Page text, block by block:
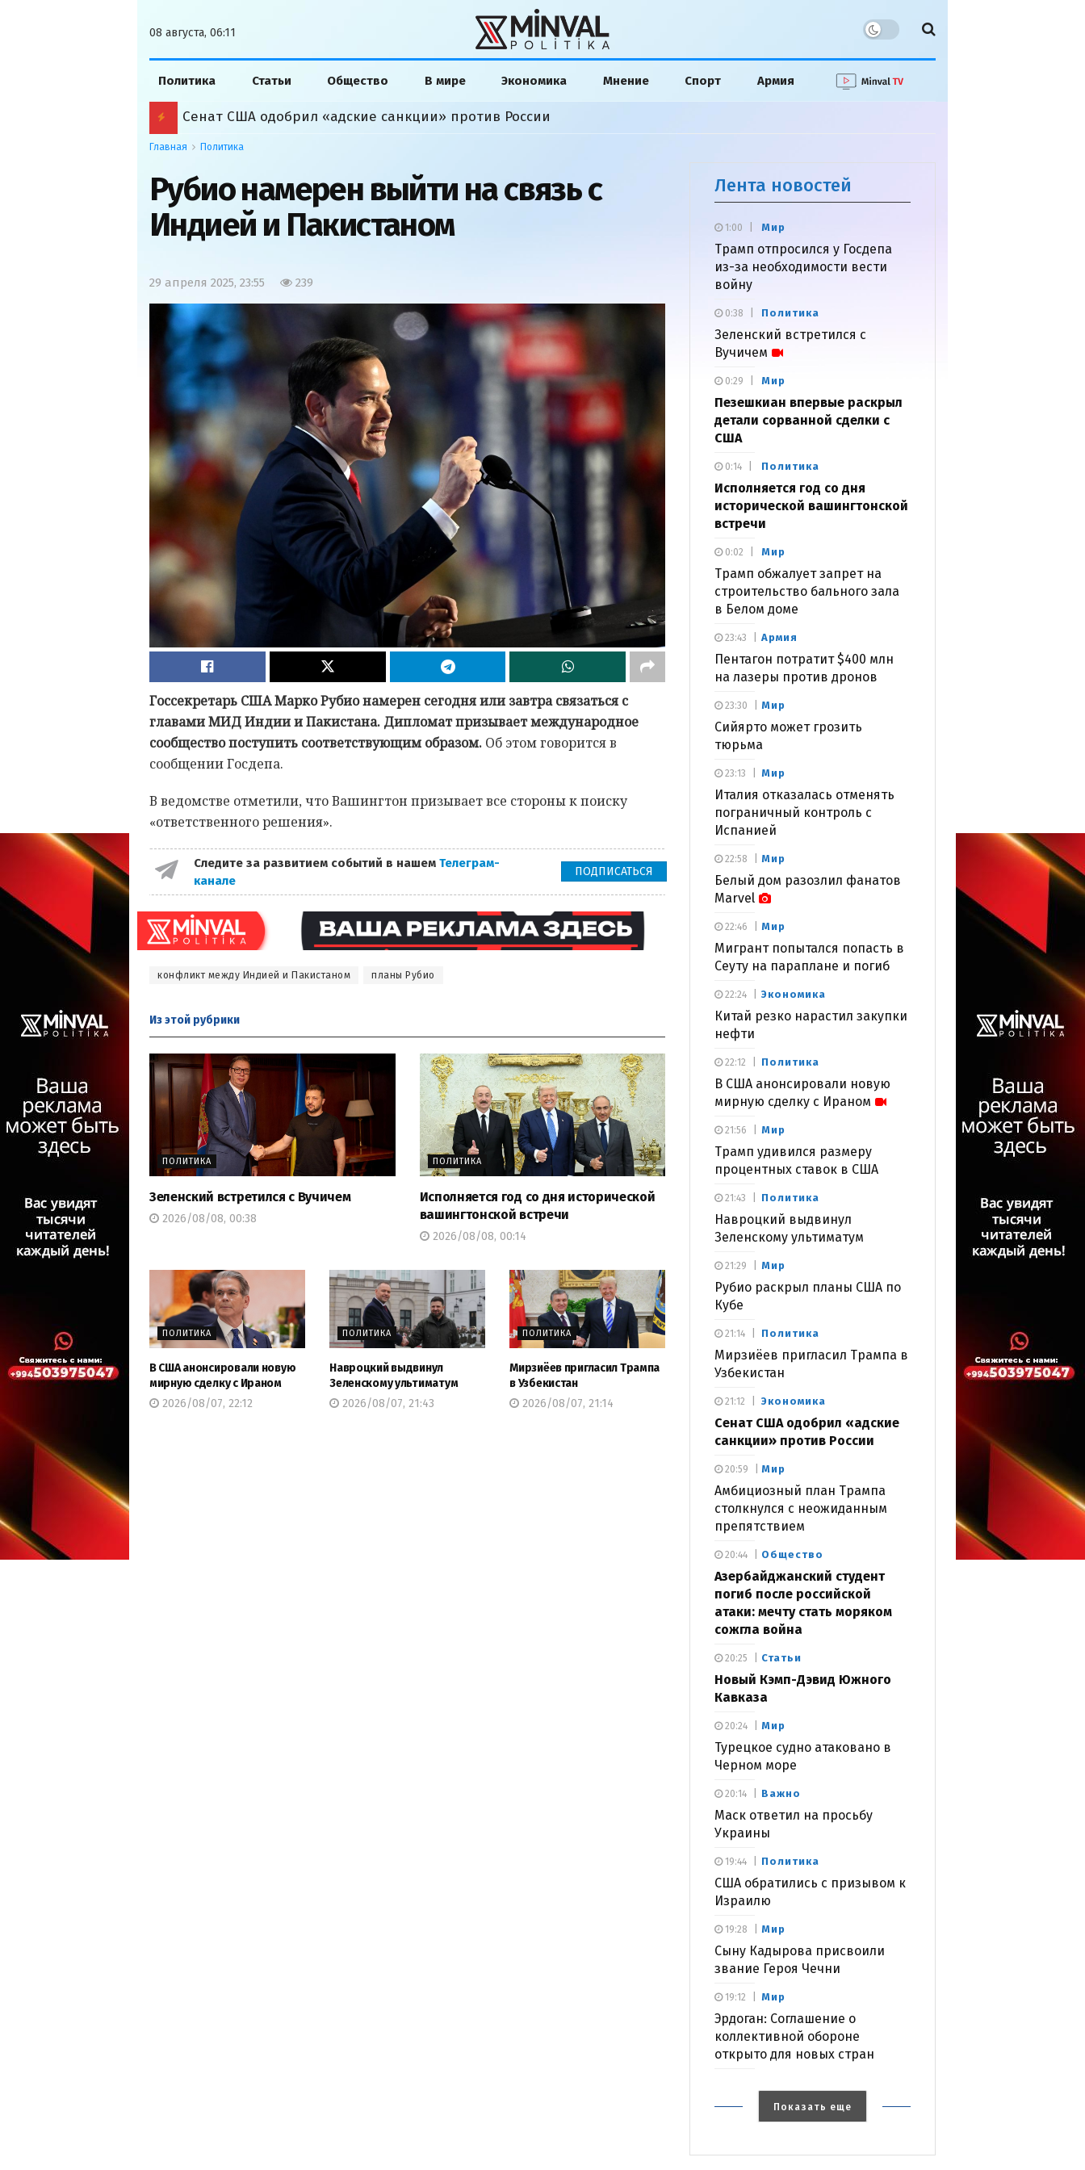
08 августа, 06:11
Политика Статьи Общество В мире Экономика Мнение Спорт Армия
Сенат США одобрил «адские санкции» против России
Главная Политика
Рубио намерен выйти на связь с
Индией и Пакистаном
29 апреля 2025, 23:55 239
Госсекретарь США Марко Рубио намерен сегодня или завтра связаться с
главами МИД Индии и Пакистана. Дипломат призывает международное
сообщество поступить соответствующим образом. Об этом говорится в
сообщении Госдепа.
В ведомстве отметили, что Вашингтон призывает все стороны к поиску
«ответственного решения».
Следите за развитием событий в нашем Телеграм-
канале
ПОДПИСАТЬСЯ
конфликт между Индией и Пакистаном планы Рубио
Из этой рубрики
ПОЛИТИКА
Зеленский встретился с Вучичем
2026/08/08, 00:38
ПОЛИТИКА
Исполняется год со дня исторической
вашингтонской встречи
2026/08/08, 00:14
ПОЛИТИКА
В США анонсировали новую
мирную сделку с Ираном
2026/08/07, 22:12
ПОЛИТИКА
Навроцкий выдвинул
Зеленскому ультиматум
2026/08/07, 21:43
ПОЛИТИКА
Мирзиёев пригласил Трампа
в Узбекистан
2026/08/07, 21:14
Лента новостей
Мир
Трамп отпросился у Госдепа
из-за необходимости вести
войну
1:00
Политика
Зеленский встретился с
Вучичем
0:38
Мир
Пезешкиан впервые раскрыл
детали сорванной сделки с
США
0:29
Политика
Исполняется год со дня
исторической вашингтонской
встречи
0:14
Мир
Трамп обжалует запрет на
строительство бального зала
в Белом доме
0:02
Армия
Пентагон потратит $400 млн
на лазеры против дронов
23:43
Мир
Сийярто может грозить
тюрьма
23:30
Мир
Италия отказалась отменять
пограничный контроль с
Испанией
23:13
Мир
Белый дом разозлил фанатов
Marvel
22:58
Мир
Мигрант попытался попасть в
Сеуту на параплане и погиб
22:46
Экономика
Китай резко нарастил закупки
нефти
22:24
Политика
В США анонсировали новую
мирную сделку с Ираном
22:12
Мир
Трамп удивился размеру
процентных ставок в США
21:56
Политика
Навроцкий выдвинул
Зеленскому ультиматум
21:43
Мир
Рубио раскрыл планы США по
Кубе
21:29
Политика
Мирзиёев пригласил Трампа в
Узбекистан
21:14
Экономика
Сенат США одобрил «адские
санкции» против России
21:12
Мир
Амбициозный план Трампа
столкнулся с неожиданным
препятствием
20:59
Общество
Азербайджанский студент
погиб после российской
атаки: мечту стать моряком
сожгла война
20:44
Статьи
Новый Кэмп-Дэвид Южного
Кавказа
20:25
Мир
Турецкое судно атаковано в
Черном море
20:24
Важно
Маск ответил на просьбу
Украины
20:14
Политика
США обратились с призывом к
Израилю
19:44
Мир
Сыну Кадырова присвоили
звание Героя Чечни
19:28
Мир
Эрдоган: Соглашение о
коллективной обороне
открыто для новых стран
19:12
Показать еще